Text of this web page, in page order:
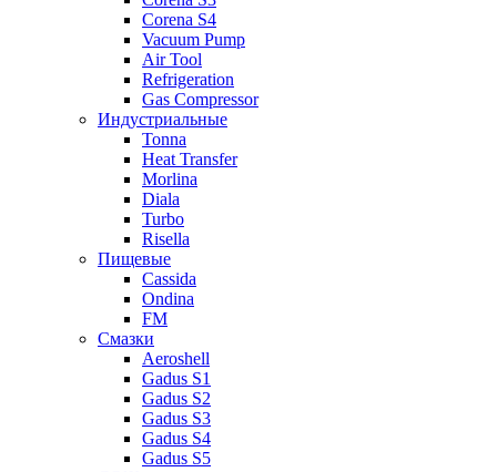
Corena S4
Vacuum Pump
Air Tool
Refrigeration
Gas Compressor
Индустриальные
Tonna
Heat Transfer
Morlina
Diala
Turbo
Risella
Пищевые
Cassida
Ondina
FM
Смазки
Aeroshell
Gadus S1
Gadus S2
Gadus S3
Gadus S4
Gadus S5